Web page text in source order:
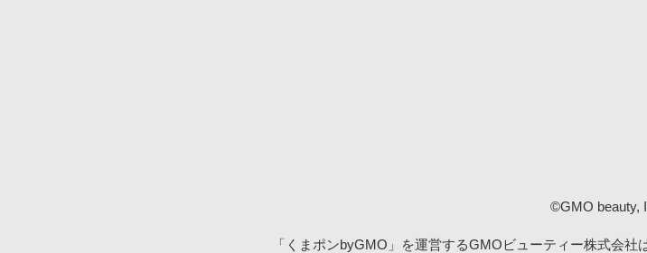
©GMO beauty,
「くまポンbyGMO」を運営するGMOビューティー株式会社